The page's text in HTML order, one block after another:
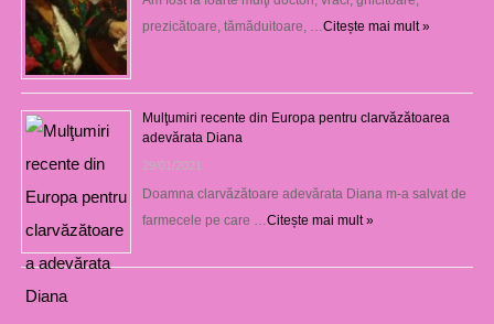
prezicătoare, tămăduitoare, … Citește mai mult »
Mulţumiri recente din Europa pentru clarvăzătoarea
adevărata Diana
29/01/2021
Doamna clarvăzătoare adevărata Diana m-a salvat de
farmecele pe care … Citește mai mult »